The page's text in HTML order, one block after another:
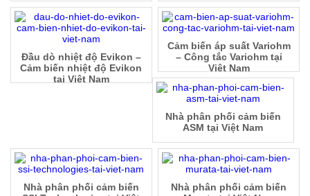
Đầu dò nhiệt độ Evikon –
Cảm biến nhiệt độ Evikon
tại Việt Nam
Cảm biến áp suất Variohm
– Công tắc Variohm tại
Việt Nam
Nhà phân phối cảm biến
ASM tại Việt Nam
Nhà phân phối cảm biến
Nhà phân phối cảm biến